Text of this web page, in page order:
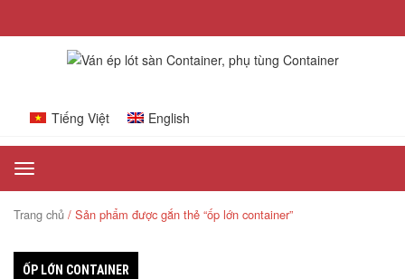
Tiếng Việt English
Toggle
navigation
Trang chủ / Sản phẩm được gắn thẻ “ốp lớn container”
ỐP LỚN CONTAINER